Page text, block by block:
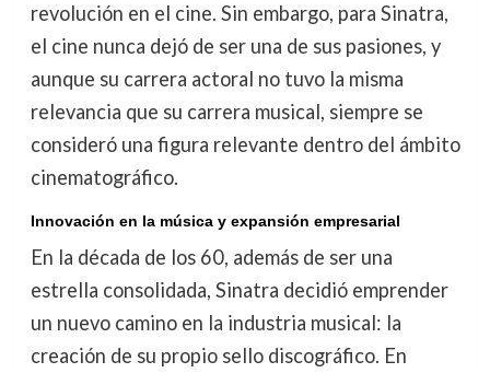
revolución en el cine. Sin embargo, para Sinatra,
el cine nunca dejó de ser una de sus pasiones, y
aunque su carrera actoral no tuvo la misma
relevancia que su carrera musical, siempre se
consideró una figura relevante dentro del ámbito
cinematográfico.
Innovación en la música y expansión empresarial
En la década de los 60, además de ser una
estrella consolidada, Sinatra decidió emprender
un nuevo camino en la industria musical: la
creación de su propio sello discográfico. En